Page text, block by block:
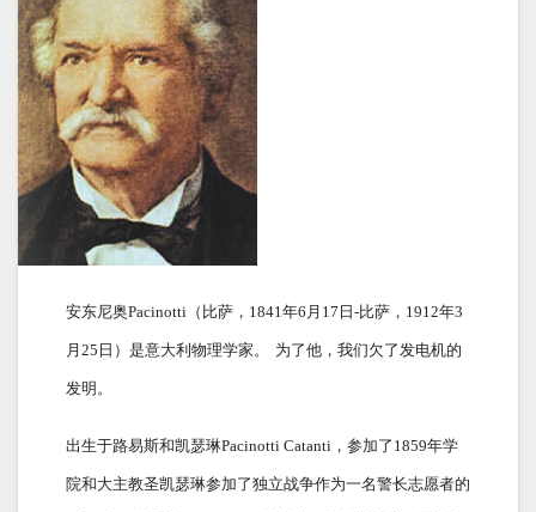
安东尼奥Pacinotti（比萨，1841年6月17日-比萨，1912年3
月25日）是意大利物理学家。 为了他，我们欠了发电机的
发明。
出生于路易斯和凯瑟琳Pacinotti Catanti，参加了1859年学
院和大主教圣凯瑟琳参加了独立战争作为一名警长志愿者的